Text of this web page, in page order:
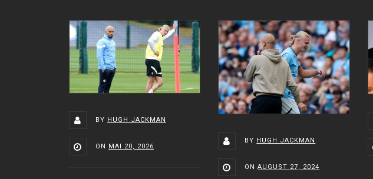
BY HUGH JACKMAN
ON MAI 20, 2026
BY HUGH JACKMAN
ONAUGUST 27, 2024